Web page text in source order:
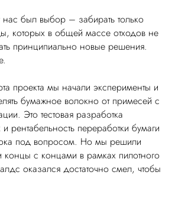
нас был выбор – забирать только
которых в общей массе отходов не
принципиально новые решения.
проекта мы начали эксперименты и
бумажное волокно от примесей с
Это тестовая разработка
рентабельность переработки бумаги
под вопросом. Но мы решили
концы с концами в рамках пилотного
оказался достаточно смел, чтобы